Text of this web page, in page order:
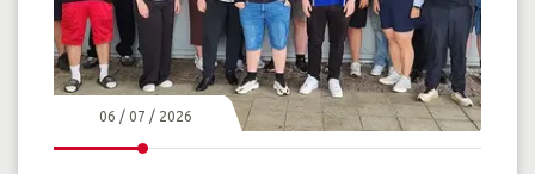
06 / 07 / 2026